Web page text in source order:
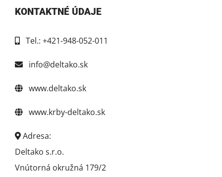
KONTAKTNÉ ÚDAJE
Tel.: +421-948-052-011
info@deltako.sk
www.deltako.sk
www.krby-deltako.sk
Adresa:
Deltako s.r.o.
Vnútorná okružná 179/2